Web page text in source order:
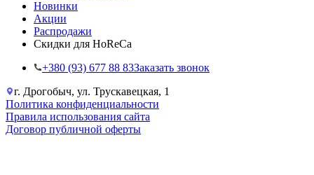
Новинки
Акции
Распродажи
Скидки для HoReCa
+38‎0 (93) 677 88 83Заказать звонок
г. Дрогобыч, ул. Трускавецкая, 1
Политика конфиденциальности
Правила использования сайта
Договор публичной оферты